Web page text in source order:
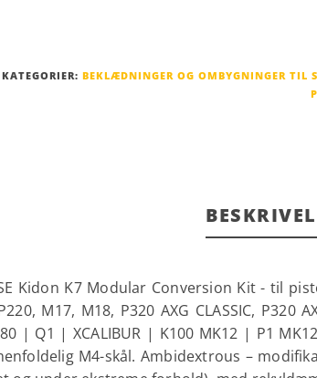
KATEGORIER: BEKLÆDNINGER OG OMBYGNINGER TIL
Kidon K7 Modular Conversion Kit - til
M17, M18, P320 AXG CLASSIC, P320
| Q1 | XCALIBUR | K100 MK12 | P1
M4-skål. Ambidextrous –